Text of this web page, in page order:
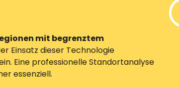
mit begrenztem
Einsatz dieser Technologie
Eine professionelle Standortanalyse
essenziell.